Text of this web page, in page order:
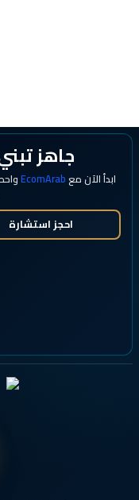
جاهز
ابدأ الآن معEcomArab
احجز استشارة